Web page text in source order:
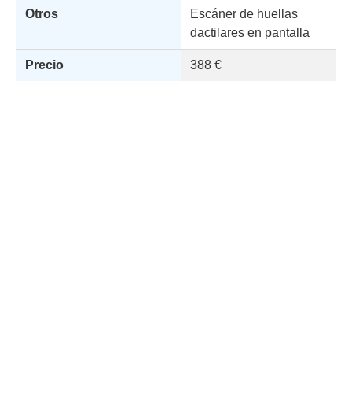
Otros
Escáner de huellas
dactilares en pantalla
Precio 388 €